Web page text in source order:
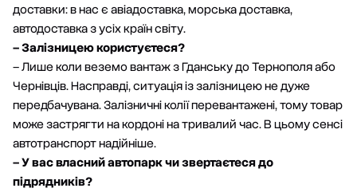
доставки: в нас є авіадоставка, морська доставка,
автодоставка з усіх країн світу.
– Залізницею користуєтеся?
– Лише коли веземо вантаж з Гданську до Тернополя або
Чернівців. Насправді, ситуація із залізницею не дуже
передбачувана. Залізничні колії перевантажені, тому товар
може застрягти на кордоні на тривалий час. В цьому сенсі
автотранспорт надійніше.
– У вас власний автопарк чи звертаєтеся до
підрядників?